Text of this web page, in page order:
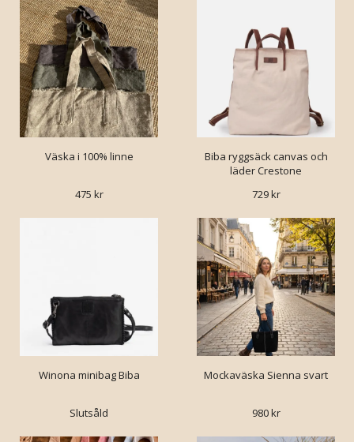
Väska i 100% linne
475 kr
Biba ryggsäck canvas och
läder Crestone
729 kr
Winona minibag Biba
Slutsåld
Mockaväska Sienna svart
980 kr